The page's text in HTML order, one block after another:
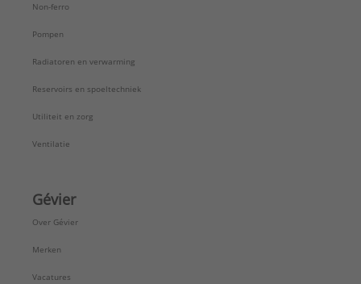
Non-ferro
Pompen
Radiatoren en verwarming
Reservoirs en spoeltechniek
Utiliteit en zorg
Ventilatie
Gévier
Over Gévier
Merken
Vacatures